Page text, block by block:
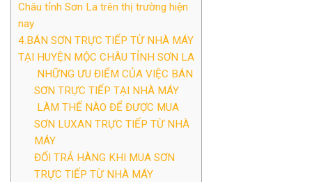
Châu tỉnh Sơn La trên thị trường hiện
nay
4.BÁN SƠN TRỰC TIẾP TỪ NHÀ MÁY
TẠI HUYỆN MỘC CHÂU TỈNH SƠN LA
NHỮNG ƯU ĐIỂM CỦA VIỆC BÁN
SƠN TRỰC TIẾP TẠI NHÀ MÁY
LÀM THẾ NÀO ĐỂ ĐƯỢC MUA
SƠN LUXAN TRỰC TIẾP TỪ NHÀ
MÁY
ĐỔI TRẢ HÀNG KHI MUA SƠN
TRỰC TIẾP TỪ NHÀ MÁY